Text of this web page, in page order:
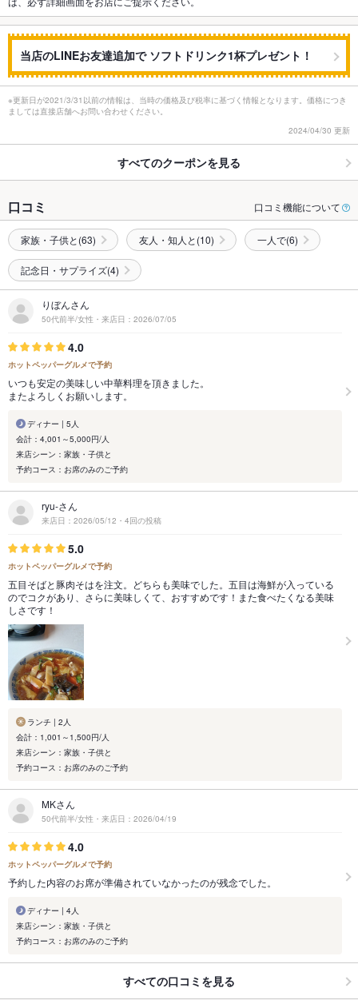
当店のLINEお友達追加で ソフトドリンク1杯プレゼント！
※更新日が2021/3/31以前の情報は、当時の価格及び税率に基づく情報となります。価格につき
ましては直接店舗へお問い合わせください。
2024/04/30 更新
すべてのクーポンを見る
口コミ 口コミ機能について
家族・子供と(63) 友人・知人と(10) 一人で(6)
記念日・サプライズ(4)
りぼんさん
50代前半/女性・来店日：2026/07/05
4.0
ホットペッパーグルメで予約
いつも安定の美味しい中華料理を頂きました。
またよろしくお願いします。
ディナー | 5人
会計：4,001～5,000円/人
来店シーン：家族・子供と
予約コース：お席のみのご予約
ryu-さん
来店日：2026/05/12・4回の投稿
5.0
ホットペッパーグルメで予約
五目そばと豚肉そはを注文。どちらも美味でした。五目は海鮮が入っている
のでコクがあり、さらに美味しくて、おすすめです！また食べたくなる美味
しさです！
ランチ | 2人
会計：1,001～1,500円/人
来店シーン：家族・子供と
予約コース：お席のみのご予約
MKさん
50代前半/女性・来店日：2026/04/19
4.0
ホットペッパーグルメで予約
予約した内容のお席が準備されていなかったのが残念でした。
ディナー | 4人
来店シーン：家族・子供と
予約コース：お席のみのご予約
すべての口コミを見る